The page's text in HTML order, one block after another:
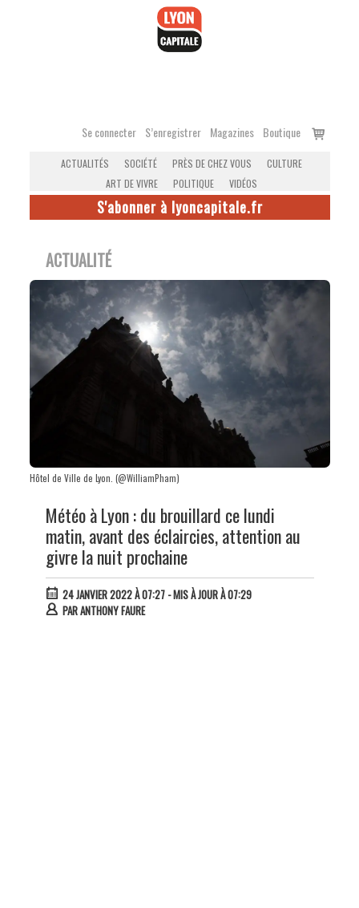
Se connecter S’enregistrer Magazines Boutique
Voir
ACTUALITÉS SOCIÉTÉ PRÈS DE CHEZ VOUS
CULTURE
ART DE VIVRE
POLITIQUE VIDÉOS
S'abonner à lyoncapitale.fr
ACTUALITÉ
Hôtel de Ville de Lyon. (@WilliamPham)
Météo à Lyon : du brouillard ce lundi
matin, avant des éclaircies, attention au
givre la nuit prochaine
24 JANVIER 2022 À 07:27- MIS À JOUR À 07:29
PARANTHONY FAURE